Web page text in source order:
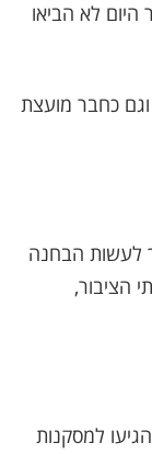
לא הביאו
כחבר מועצת
לעשות הבחנה
הציבור,
למסקנות